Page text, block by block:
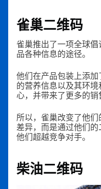
雀巢二维码
雀巢推出了一项全球
品各种信息的途径。
他们在产品包装上添
的营养信息以及其环
心，并带来了更多的销
所以，雀巢改变了他
差异，而是通过他们
他们超越竞争对手。
柴油二维码